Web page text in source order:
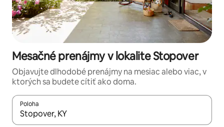
Mesačné prenájmy v lokalite Stopover
Objavujte dlhodobé prenájmy na mesiac alebo viac, v
ktorých sa budete cítiť ako doma.
Poloha
Keď budú výsledky k dispozícii, môžete si ich prechádzať